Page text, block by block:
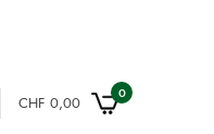
CHF 0,00
0